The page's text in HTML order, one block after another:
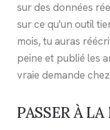
sur des données
sur ce qu'un outil
mois, tu auras
peine et publié les
vraie demande
PASSER À